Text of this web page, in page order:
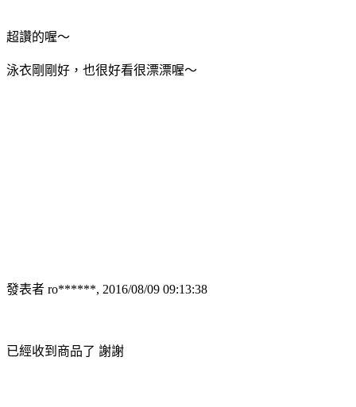
超讚的喔～
泳衣剛剛好，也很好看很漂漂喔～
發表者 ro******, 2016/08/09 09:13:38
已經收到商品了 謝謝